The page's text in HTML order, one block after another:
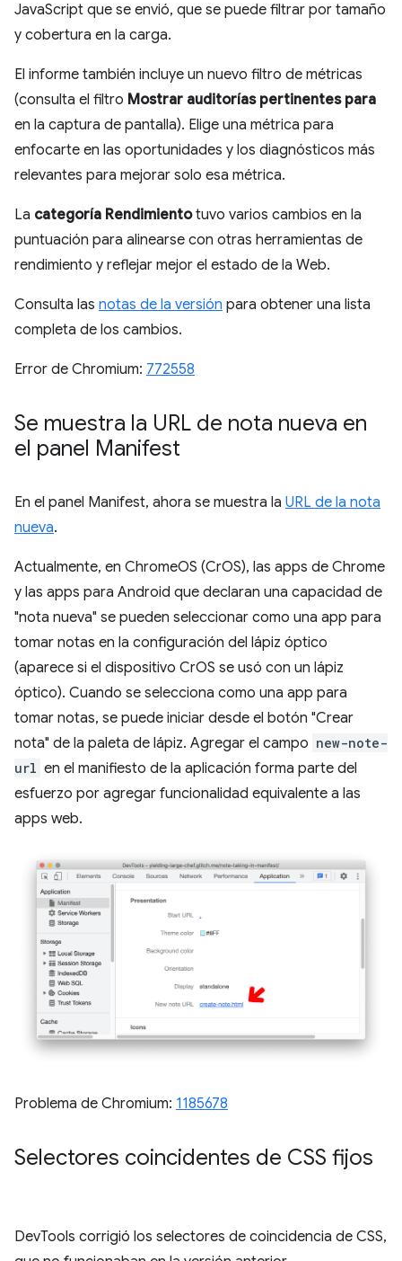
JavaScript que se envió, que se puede filtrar por tamaño
y cobertura en la carga.
El informe también incluye un nuevo filtro de métricas
(consulta el filtro Mostrar auditorías pertinentes para
en la captura de pantalla). Elige una métrica para
enfocarte en las oportunidades y los diagnósticos más
relevantes para mejorar solo esa métrica.
La categoría Rendimientotuvo varios cambios en la
puntuación para alinearse con otras herramientas de
rendimiento y reflejar mejor el estado de la Web.
Consulta las notas de la versión para obtener una lista
completa de los cambios.
Error de Chromium: 772558
Se muestra la URL de nota nueva en
el panel Manifest
En el panel Manifest, ahora se muestra la URL de la nota
nueva.
Actualmente, en ChromeOS (CrOS), las apps de Chrome
y las apps para Android que declaran una capacidad de
"nota nueva" se pueden seleccionar como una app para
tomar notas en la configuración del lápiz óptico
(aparece si el dispositivo CrOS se usó con un lápiz
óptico). Cuando se selecciona como una app para
tomar notas, se puede iniciar desde el botón "Crear
nota" de la paleta de lápiz. Agregar el campo new-note-
url en el manifiesto de la aplicación forma parte del
esfuerzo por agregar funcionalidad equivalente a las
apps web.
Problema de Chromium: 1185678
Selectores coincidentes de CSS fijos
DevTools corrigió los selectores de coincidencia de CSS,